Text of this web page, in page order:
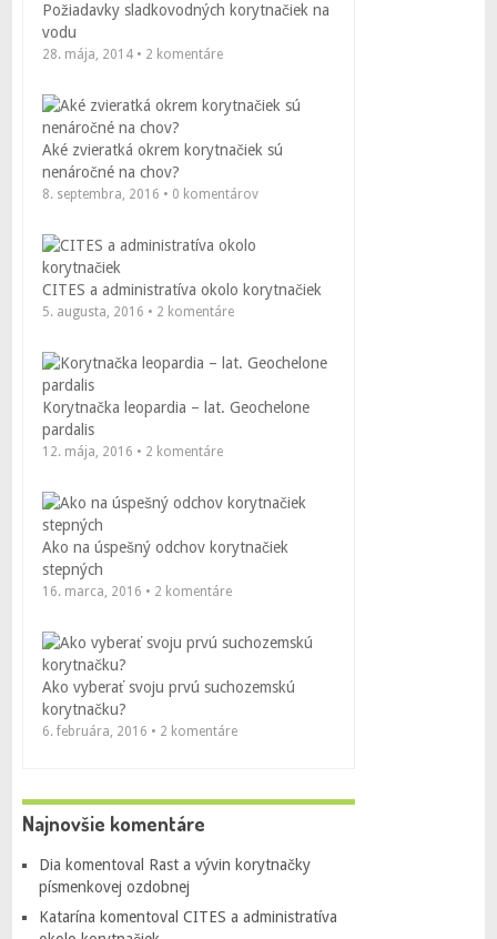
Požiadavky sladkovodných korytnačiek na
vodu
28. mája, 2014 • 2 komentáre
Aké zvieratká okrem korytnačiek sú
nenáročné na chov?
8. septembra, 2016 • 0 komentárov
CITES a administratíva okolo korytnačiek
5. augusta, 2016 • 2 komentáre
Korytnačka leopardia – lat. Geochelone
pardalis
12. mája, 2016 • 2 komentáre
Ako na úspešný odchov korytnačiek
stepných
16. marca, 2016 • 2 komentáre
Ako vyberať svoju prvú suchozemskú
korytnačku?
6. februára, 2016 • 2 komentáre
Najnovšie komentáre
Dia komentoval Rast a vývin korytnačky
písmenkovej ozdobnej
Katarína komentoval CITES a administratíva